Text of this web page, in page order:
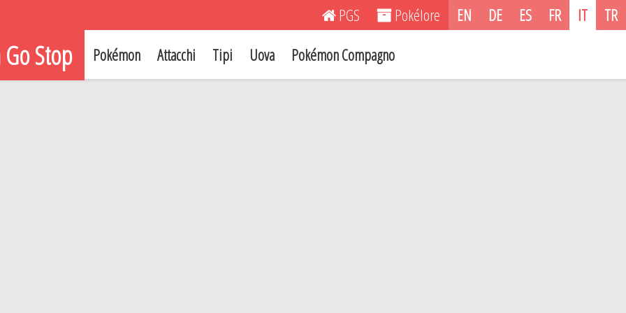
PGS Pokélore EN DE ES FR IT TR
Stop Pokémon Attacchi Tipi Uova Pokémon Compagno